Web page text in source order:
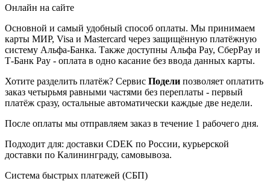
Онлайн на сайте
Основной и самый удобный способ оплаты. Мы принимаем
карты МИР, Visa и Mastercard через защищённую платёжную
систему Альфа-Банка. Также доступны Альфа Pay, СберPay и
Т-Банк Pay - оплата в одно касание без ввода данных карты.
Хотите разделить платёж? Сервис Подели позволяет оплатить
заказ четырьмя равными частями без переплаты - первый
платёж сразу, остальные автоматически каждые две недели.
После оплаты мы отправляем заказ в течение 1 рабочего дня.
Подходит для: доставки CDEK по России, курьерской
доставки по Калининграду, самовывоза.
Система быстрых платежей (СБП)